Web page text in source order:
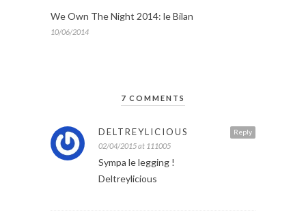
We Own The Night 2014: le Bilan
10/06/2014
7 COMMENTS
Reply
DELTREYLICIOUS
02/04/2015 at 111005
Sympa le legging !
Deltreylicious